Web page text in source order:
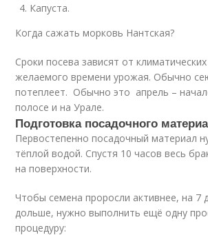
Капуста.
Когда сажать морковь Нантская?
Сроки посева зависят от
желаемого времени урожая. Обычно
потеплеет. Обычно это апрель –
полосе и на Урале.
Подготовка посадочного
Первостепенно посадочный материал
тёплой водой. Спустя 10 часов весь
на поверхности.
Чтобы семена проросли активнее, на 7
дольше, нужно выполнить ещё одну
процедуру: